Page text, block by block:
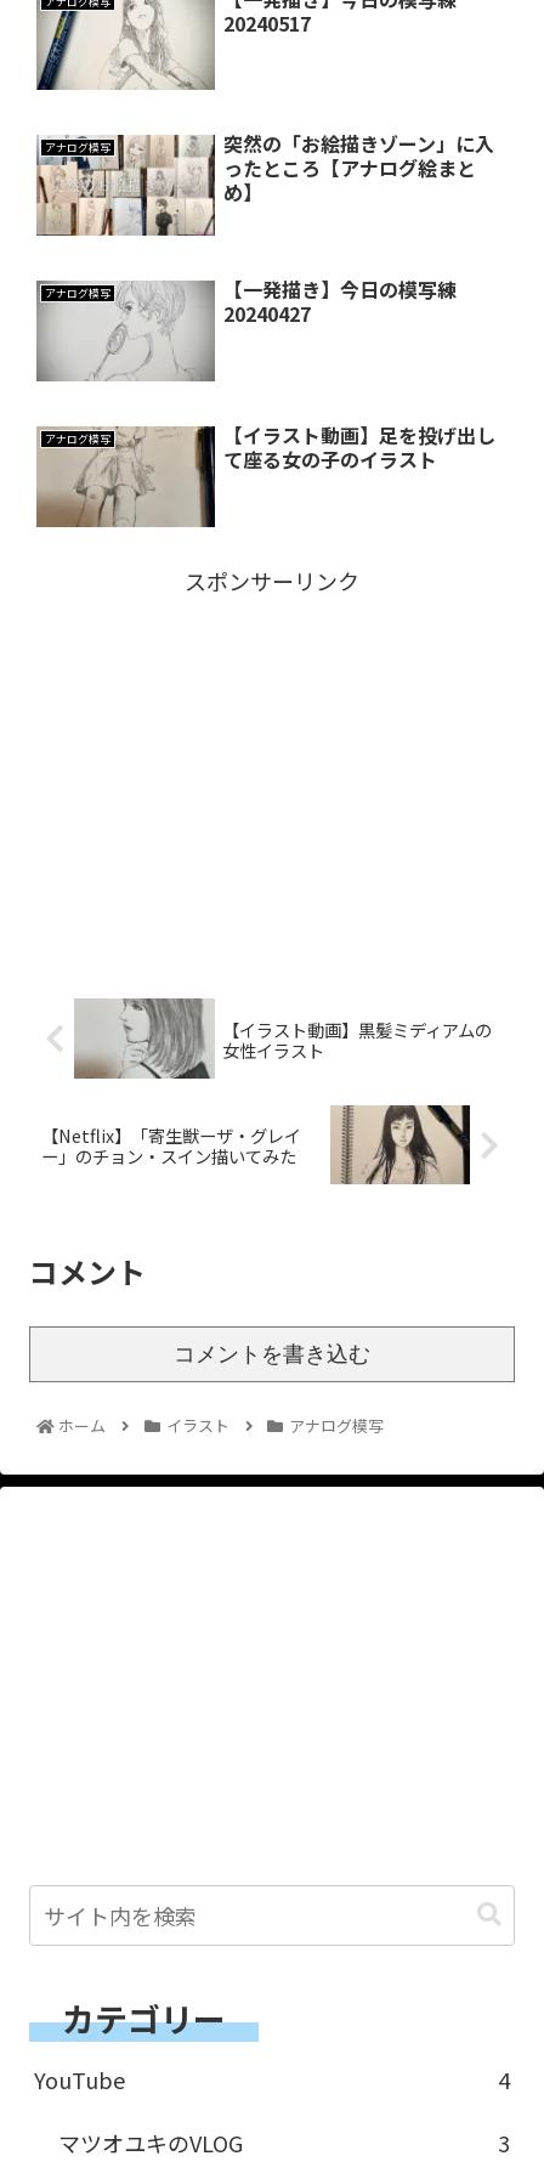
20240517
アナログ模写
突然の「お絵描きゾーン」に入
ったところ【アナログ絵まと
め】
アナログ模写
【一発描き】今日の模写練
20240427
アナログ模写
【イラスト動画】足を投げ出し
て座る女の子のイラスト
スポンサーリンク
【イラスト動画】黒髪ミディアムの
女性イラスト
【Netflix】「寄生獣ーザ・グレイ
ー」のチョン・スイン描いてみた
コメント
コメントを書き込む
ホーム イラスト アナログ模写
カテゴリー
YouTube
4
マツオユキのVLOG
3